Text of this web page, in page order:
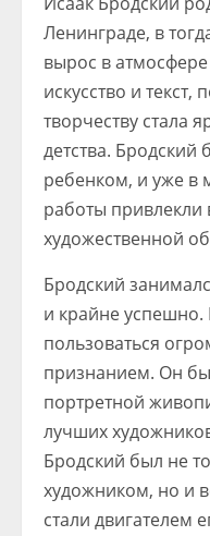
Ленинграде, в
вырос в
искусство и текст,
творчеству стала
детства.
ребенком, и уже в
работы привлекли
художественной
Бродский
и крайне успешно.
пользоваться
признанием. Он
портретной
лучших
Бродский был не
художником, но и
стали двигателем